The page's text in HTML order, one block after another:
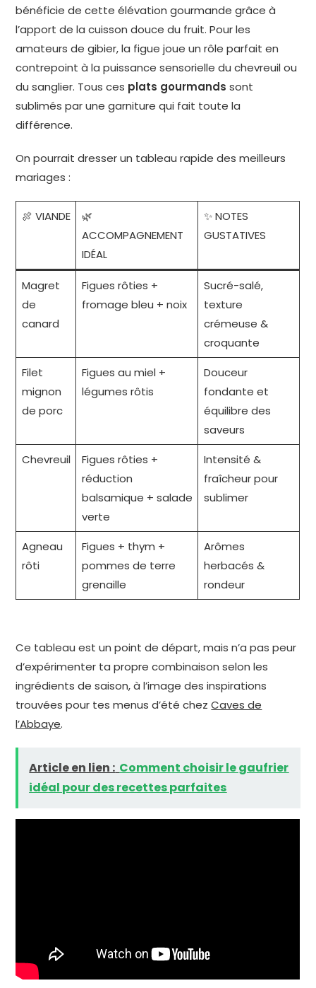
bénéficie de cette élévation gourmande grâce à
l’apport de la cuisson douce du fruit. Pour les
amateurs de gibier, la figue joue un rôle parfait en
contrepoint à la puissance sensorielle du chevreuil ou
du sanglier. Tous ces plats gourmands sont
sublimés par une garniture qui fait toute la
différence.
On pourrait dresser un tableau rapide des meilleurs
mariages :
🍖 VIANDE
🌿
ACCOMPAGNEMENT
IDÉAL
✨ NOTES
GUSTATIVES
Magret
de
canard
Figues rôties +
fromage bleu + noix
Sucré-salé,
texture
crémeuse &
croquante
Filet
mignon
de porc
Figues au miel +
légumes rôtis
Douceur
fondante et
équilibre des
saveurs
Chevreuil
Figues rôties +
réduction
balsamique + salade
verte
Intensité &
fraîcheur pour
sublimer
Agneau
rôti
Figues + thym +
pommes de terre
grenaille
Arômes
herbacés &
rondeur
Ce tableau est un point de départ, mais n’a pas peur
d’expérimenter ta propre combinaison selon les
ingrédients de saison, à l’image des inspirations
trouvées pour tes menus d’été chezCaves de
l’Abbaye.
Article en lien : Comment choisir le gaufrier
idéal pour des recettes parfaites